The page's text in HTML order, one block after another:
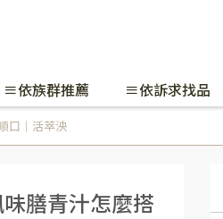
≡依族群推薦 ≡依訴求找品
口｜活萃泱
膳青汁怎麼搭